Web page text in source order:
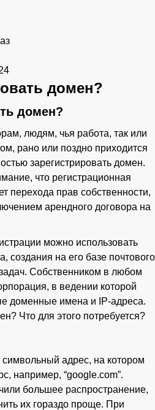
домен?
домен?
людям, чья работа, так или
рано или поздно приходится
зарегистрировать домен.
что регистрационная
перехода прав собственности,
арендного договора на
можно использовать
создания на его базе почтового
Собственником в любом
в ведении которой
доменные имена и IP-адреса.
Что для этого потребуется?
адрес, на котором
например, “google.com”.
большее распространение,
их гораздо проще. При